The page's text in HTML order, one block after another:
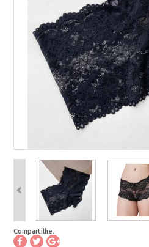
Compartilhe: